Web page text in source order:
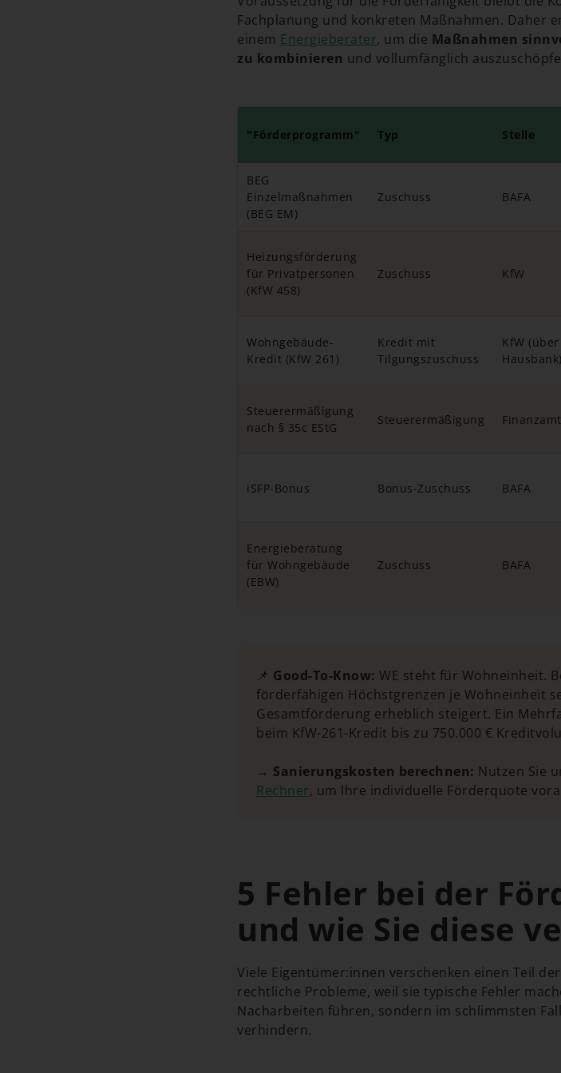
Fachplanung und konkreten Maßnahmen. Daher
einem Energieberater, um die Maßnahmen
zu kombinieren und vollumfänglich
"Förderprogramm" Typ Stelle
BEG
Einzelmaßnahmen
(BEG EM)
Zuschuss BAFA
Heizungsförderung
für Privatpersonen
(KfW 458)
Zuschuss KfW
Wohngebäude-
Kredit (KfW 261)
Kredit mit
Tilgungszuschuss
KfW (über
Hausbank)
Steuerermäßigung
nach § 35c EStG
Steuerermäßigung Finanzamt
iSFP-Bonus Bonus-Zuschuss BAFA
Energieberatung
für Wohngebäude
(EBW)
Zuschuss BAFA
📌 Good-To-Know: WE steht für Wohneinheit.
förderfähigen Höchstgrenzen je Wohneinheit
Gesamtförderung erheblich steigert. Ein
beim KfW-261-Kredit bis zu 750.000 €
→ Sanierungskosten berechnen: Nutzen Sie
Rechner, um Ihre individuelle Förderquote
5 Fehler bei der
und wie Sie diese
Viele Eigentümer:innen verschenken einen Teil
rechtliche Probleme, weil sie typische Fehler
Nacharbeiten führen, sondern im schlimmsten
verhindern.